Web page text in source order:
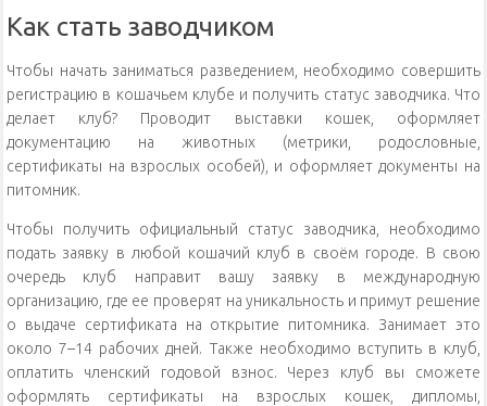
Как стать заводчиком
Чтобы начать заниматься разведением, необходимо совершить
регистрацию в кошачьем клубе и получить статус заводчика. Что
делает клуб? Проводит выставки кошек, оформляет
документацию на животных (метрики, родословные,
сертификаты на взрослых особей), и оформляет документы на
питомник.
Чтобы получить официальный статус заводчика, необходимо
подать заявку в любой кошачий клуб в своём городе. В свою
очередь клуб направит вашу заявку в международную
организацию, где ее проверят на уникальность и примут решение
о выдаче сертификата на открытие питомника. Занимает это
около 7–14 рабочих дней. Также необходимо вступить в клуб,
оплатить членский годовой взнос. Через клуб вы сможете
оформлять сертификаты на взрослых кошек, дипломы,